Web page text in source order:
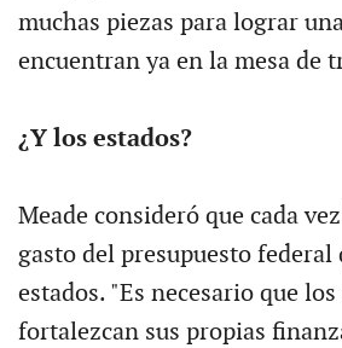
muchas piezas para lograr
encuentran ya en la mesa de
¿Y los estados?
Meade consideró que cada
gasto del presupuesto federal
estados. "Es necesario que los
fortalezcan sus propias